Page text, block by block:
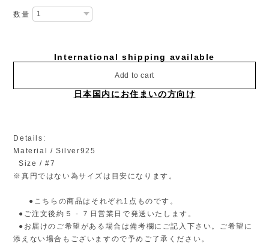
数量
International shipping available
Add to cart
日本国内にお住まいの方向け
Details:
Material / Silver925
Size / #7
※真円ではない為サイズは目安になります。
●こちらの商品はそれぞれ1点ものです。
●ご注文後約５ - ７日営業日で発送いたします。
●お届けのご希望がある場合は備考欄にご記入下さい。ご希望に
添えない場合もございますので予めご了承ください。